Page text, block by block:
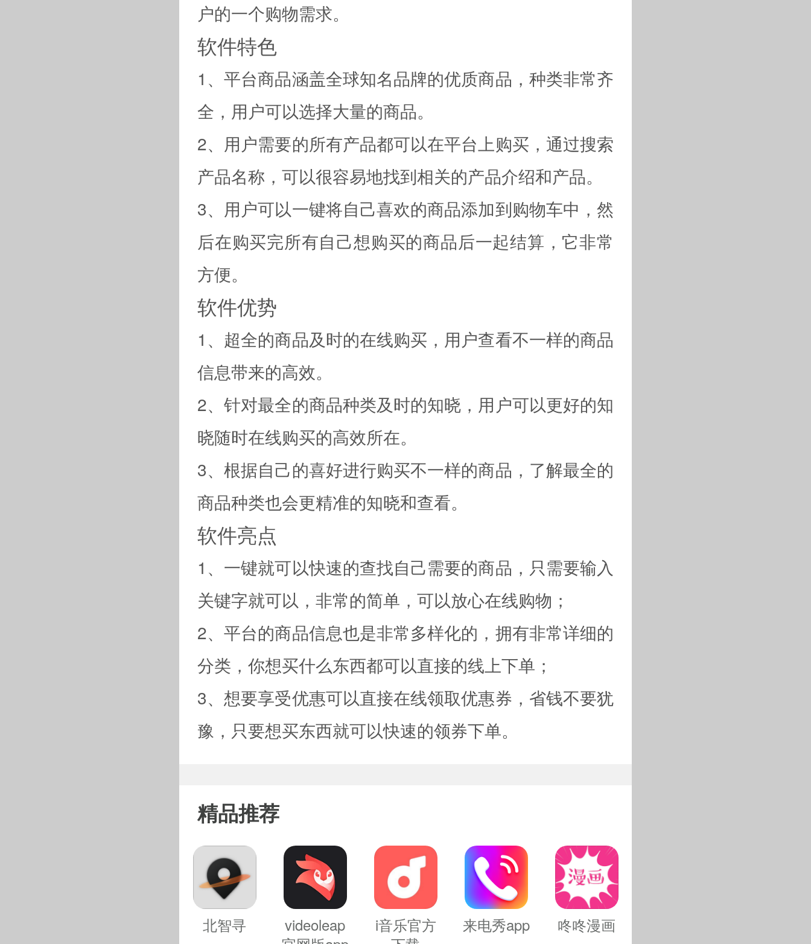
户的一个购物需求。
软件特色
1、平台商品涵盖全球知名品牌的优质商品，种类非常齐
全，用户可以选择大量的商品。
2、用户需要的所有产品都可以在平台上购买，通过搜索
产品名称，可以很容易地找到相关的产品介绍和产品。
3、用户可以一键将自己喜欢的商品添加到购物车中，然
后在购买完所有自己想购买的商品后一起结算，它非常
方便。
软件优势
1、超全的商品及时的在线购买，用户查看不一样的商品
信息带来的高效。
2、针对最全的商品种类及时的知晓，用户可以更好的知
晓随时在线购买的高效所在。
3、根据自己的喜好进行购买不一样的商品，了解最全的
商品种类也会更精准的知晓和查看。
软件亮点
1、一键就可以快速的查找自己需要的商品，只需要输入
关键字就可以，非常的简单，可以放心在线购物；
2、平台的商品信息也是非常多样化的，拥有非常详细的
分类，你想买什么东西都可以直接的线上下单；
3、想要享受优惠可以直接在线领取优惠券，省钱不要犹
豫，只要想买东西就可以快速的领券下单。
精品推荐
北智寻
videoleap
i音乐官方
来电秀app 咚咚漫画